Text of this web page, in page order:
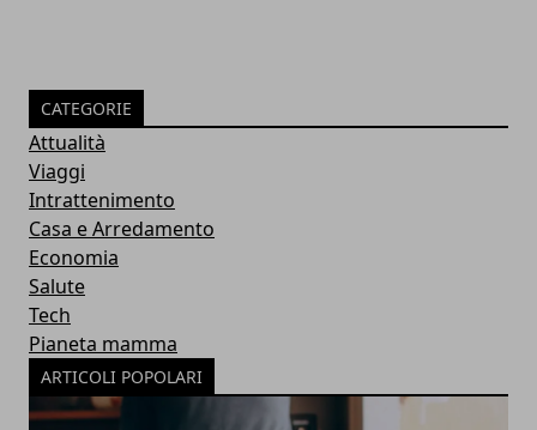
CATEGORIE
Attualità
Viaggi
Intrattenimento
Casa e Arredamento
Economia
Salute
Tech
Pianeta mamma
ARTICOLI POPOLARI